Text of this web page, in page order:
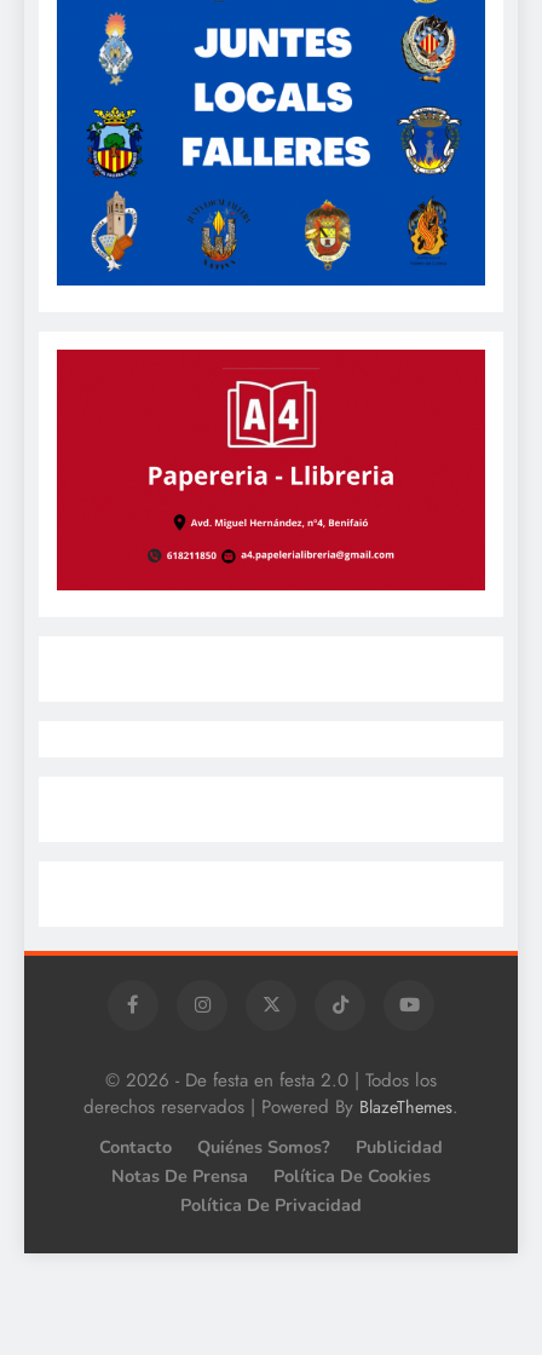
© 2026 - De festa en festa 2.0 | Todos los
derechos reservados | Powered By BlazeThemes.
Contacto Quiénes Somos?
Publicidad
Notas De Prensa
Política De Cookies
Política De Privacidad